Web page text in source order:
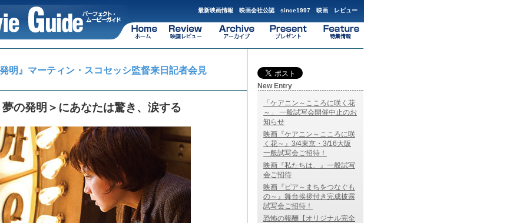
最新映画情報 映画会社公認 since1997 映画 レビュー
明』マーティン・スコセッシ監督来日記者会見
夢の発明＞にあなたは驚き、涙する
New Entry
「ケアニン～こころに咲く花
～」 一般試写会開催中止のお
知らせ
映画『ケアニン～こころに咲
く花～』3/4東京・3/16大阪
一般試写会ご招待！
映画『私たちは、』一般試写
会ご招待
映画『ピア～まちをつなぐも
の～』舞台挨拶付き完成披露
試写会ご招待！
恐怖の報酬【オリジナル完全